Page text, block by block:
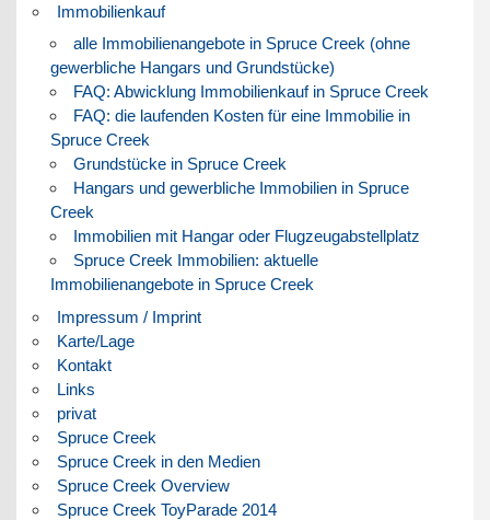
Immobilienkauf
alle Immobilienangebote in Spruce Creek (ohne
gewerbliche Hangars und Grundstücke)
FAQ: Abwicklung Immobilienkauf in Spruce Creek
FAQ: die laufenden Kosten für eine Immobilie in
Spruce Creek
Grundstücke in Spruce Creek
Hangars und gewerbliche Immobilien in Spruce
Creek
Immobilien mit Hangar oder Flugzeugabstellplatz
Spruce Creek Immobilien: aktuelle
Immobilienangebote in Spruce Creek
Impressum / Imprint
Karte/Lage
Kontakt
Links
privat
Spruce Creek
Spruce Creek in den Medien
Spruce Creek Overview
Spruce Creek ToyParade 2014